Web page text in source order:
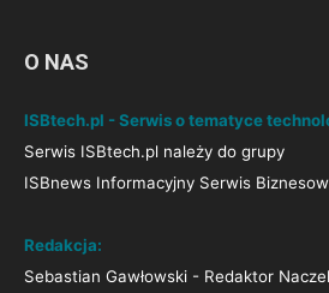
O NAS
ISBtech.pl - Serwis o tematyce
Serwis ISBtech.pl należy do grupy
ISBnews Informacyjny Serwis
Redakcja:
Sebastian Gawłowski - Redaktor